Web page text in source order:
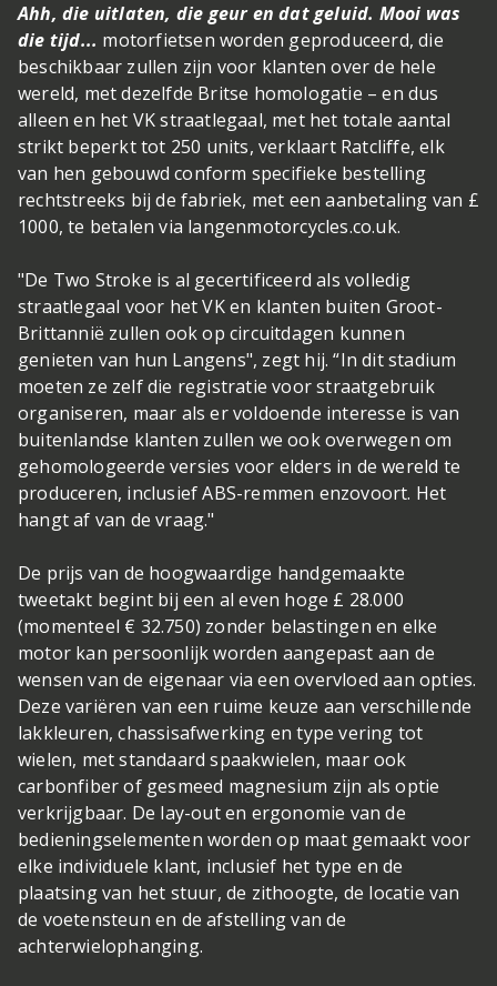
Ahh, die uitlaten, die geur en dat geluid. Mooi was
die tijd... motorfietsen worden geproduceerd, die
beschikbaar zullen zijn voor klanten over de hele
wereld, met dezelfde Britse homologatie – en dus
alleen en het VK straatlegaal, met het totale aantal
strikt beperkt tot 250 units, verklaart Ratcliffe, elk
van hen gebouwd conform specifieke bestelling
rechtstreeks bij de fabriek, met een aanbetaling van £
1000, te betalen via langenmotorcycles.co.uk.
"De Two Stroke is al gecertificeerd als volledig
straatlegaal voor het VK en klanten buiten Groot-
Brittannië zullen ook op circuitdagen kunnen
genieten van hun Langens", zegt hij. “In dit stadium
moeten ze zelf die registratie voor straatgebruik
organiseren, maar als er voldoende interesse is van
buitenlandse klanten zullen we ook overwegen om
gehomologeerde versies voor elders in de wereld te
produceren, inclusief ABS-remmen enzovoort. Het
hangt af van de vraag."
De prijs van de hoogwaardige handgemaakte
tweetakt begint bij een al even hoge £ 28.000
(momenteel € 32.750) zonder belastingen en elke
motor kan persoonlijk worden aangepast aan de
wensen van de eigenaar via een overvloed aan opties.
Deze variëren van een ruime keuze aan verschillende
lakkleuren, chassisafwerking en type vering tot
wielen, met standaard spaakwielen, maar ook
carbonfiber of gesmeed magnesium zijn als optie
verkrijgbaar. De lay-out en ergonomie van de
bedieningselementen worden op maat gemaakt voor
elke individuele klant, inclusief het type en de
plaatsing van het stuur, de zithoogte, de locatie van
de voetensteun en de afstelling van de
achterwielophanging.